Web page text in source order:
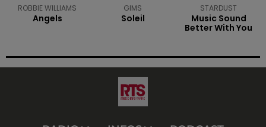
ROBBIE WILLIAMS
Angels
GIMS
Soleil
STARDUST
Music Sound
Better With You